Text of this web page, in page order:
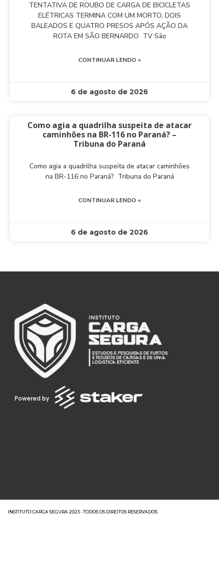
TENTATIVA DE ROUBO DE CARGA DE BICICLETAS
ELÉTRICAS TERMINA COM UM MORTO, DOIS
BALEADOS E QUATRO PRESOS APÓS AÇÃO DA
ROTA EM SÃO BERNARDO TV São
CONTINUAR LENDO »
6 de agosto de 2026
Como agia a quadrilha suspeita de atacar
caminhões na BR-116 no Paraná? –
Tribuna do Paraná
Como agia a quadrilha suspeita de atacar caminhões
na BR-116 no Paraná? Tribuna do Paraná
CONTINUAR LENDO »
6 de agosto de 2026
Powered by
INSTITUTO CARGA SEGURA 2023 - TODOS OS DIREITOS RESERVADOS